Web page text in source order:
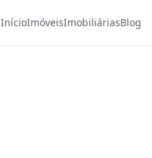
InícioImóveisImobiliáriasBlog